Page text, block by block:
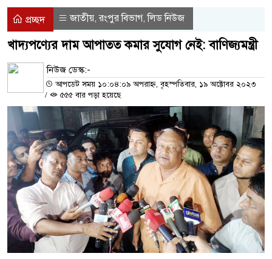
প্রচ্ছদ জাতীয়,রংপুর বিভাগ,লিড নিউজ
খাদ্যপণ্যের দাম আপাতত কমার সুযোগ নেই: বাণিজ্যমন্ত্রী
নিউজ ডেস্ক:-
আপডেট সময় ১০:০৪:০৯ অপরাহ্ন, বৃহস্পতিবার, ১৯ অক্টোবর ২০২৩
/
৫৫৫ বার পড়া হয়েছে